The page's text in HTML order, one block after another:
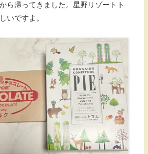
ら帰ってきました。星野リゾートト
いですよ。